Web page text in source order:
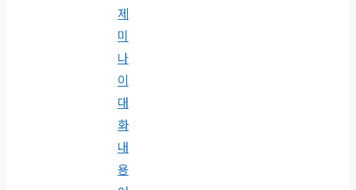
제
미
나
이
대
화
내
용